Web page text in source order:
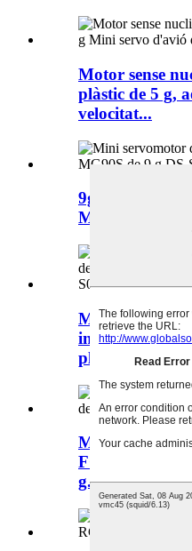
Motor sense
plàstic de 5 g,
velocitat...
9g Metal Gear
Mini
Motor sense
intel·ligent de
plàstic...
Motor de nucli
FCC amb
g...